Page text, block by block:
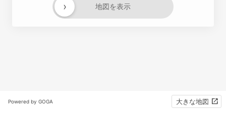
地図を表示
›
Powered by GOGA 大きな地図